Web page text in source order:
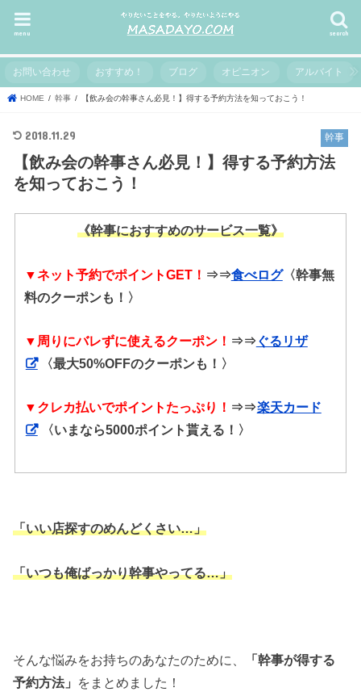
search
menu
お問い合わせ おすすめ！ ブログ オピニオン アルバイト
HOME 幹事 【飲み会の幹事さん必見！】得する予約方法を知っておこう！
幹事
2018.11.29
【飲み会の幹事さん必見！】得する予約方法
を知っておこう！
《幹事におすすめのサービス一覧》
▼ネット予約でポイントGET！ ⇒⇒食べログ〈幹事無
料のクーポンも！〉
▼周りにバレずに使えるクーポン！ ⇒⇒ ぐるリザ
〈最大50%OFFのクーポンも！〉
▼クレカ払いでポイントたっぷり！ ⇒⇒楽天カード
〈いまなら5000ポイント貰える！〉
「いい店探すのめんどくさい…」
「いつも俺ばっかり幹事やってる…」
そんな悩みをお持ちのあなたのために、
「幹事が得する
予約方法」 をまとめました！